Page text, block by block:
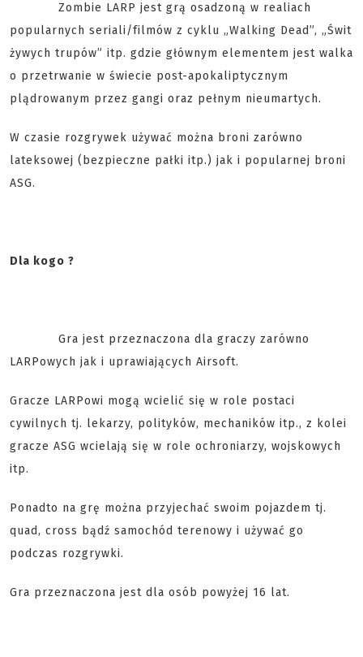
Zombie LARP jest grą osadzoną w realiach
popularnych seriali/filmów z cyklu „Walking Dead”, „Świt
żywych trupów” itp. gdzie głównym elementem jest walka
o przetrwanie w świecie post-apokaliptycznym
plądrowanym przez gangi oraz pełnym nieumartych.
W czasie rozgrywek używać można broni zarówno
lateksowej (bezpieczne pałki itp.) jak i popularnej broni
ASG.
Dla kogo ?
Gra jest przeznaczona dla graczy zarówno
LARPowych jak i uprawiających Airsoft.
Gracze LARPowi mogą wcielić się w role postaci
cywilnych tj. lekarzy, polityków, mechaników itp., z kolei
gracze ASG wcielają się w role ochroniarzy, wojskowych
itp.
Ponadto na grę można przyjechać swoim pojazdem tj.
quad, cross bądź samochód terenowy i używać go
podczas rozgrywki.
Gra przeznaczona jest dla osób powyżej 16 lat.